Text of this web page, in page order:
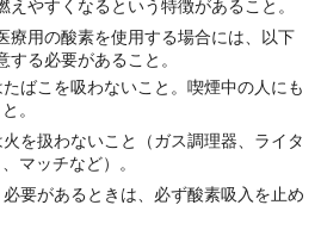
えやすくなるという特徴があること。
療用の酸素を使用する場合には、以下
する必要があること。
ばこを吸わないこと。喫煙中の人にも
。
を扱わないこと（ガス調理器、ライタ
マッチなど）。
要があるときは、必ず酸素吸入を止め